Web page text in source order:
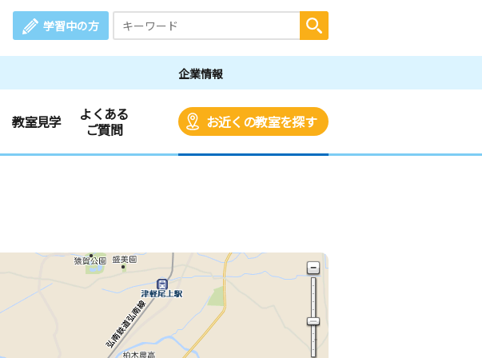
学習中の方
企業情報
教室見学
よくある
ご質問
お近くの教室を探す